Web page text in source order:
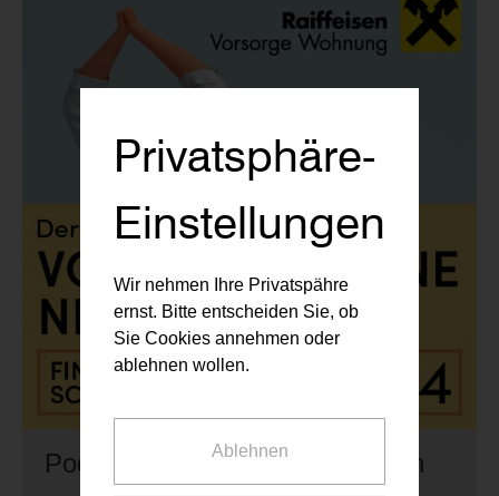
Podcast - Finanzierung schaffen
Privatsphäre-
Einstellungen
Wir nehmen Ihre Privatspähre
ernst. Bitte entscheiden Sie, ob
Sie Cookies annehmen oder
ablehnen wollen.
Ablehnen